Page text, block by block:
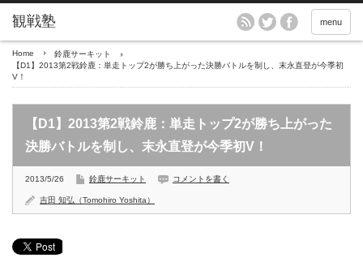
menu
Home
鈴鹿サーキット
【D1】2013第2戦鈴鹿：単走トップ2が勝ち上がった決勝バトルを制し、末永直登が今季初
V！
【D1】2013第2戦鈴鹿：単走トップ2が勝ち上がった
決勝バトルを制し、末永直登が今季初V！
2013/5/26 鈴鹿サーキット コメントを書く
吉田 知弘（Tomohiro Yoshita）